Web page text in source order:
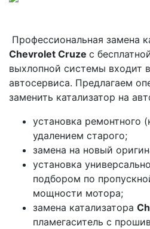
Профессиональная замена
Сhevrolet Cruze с
выхлопной системы входит
автосервиса. Предлагаем
заменить катализатор на
установка ремонтного
удалением старого;
замена на новый
установка
подбором по
мощности мотора;
замена катализатора
пламегаситель с